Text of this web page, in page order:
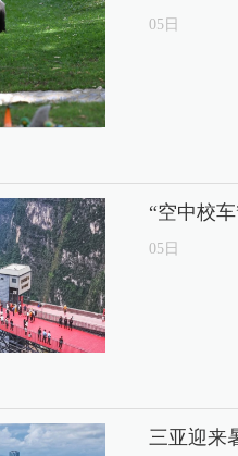
05日
“空中校
05日
三亚迎来